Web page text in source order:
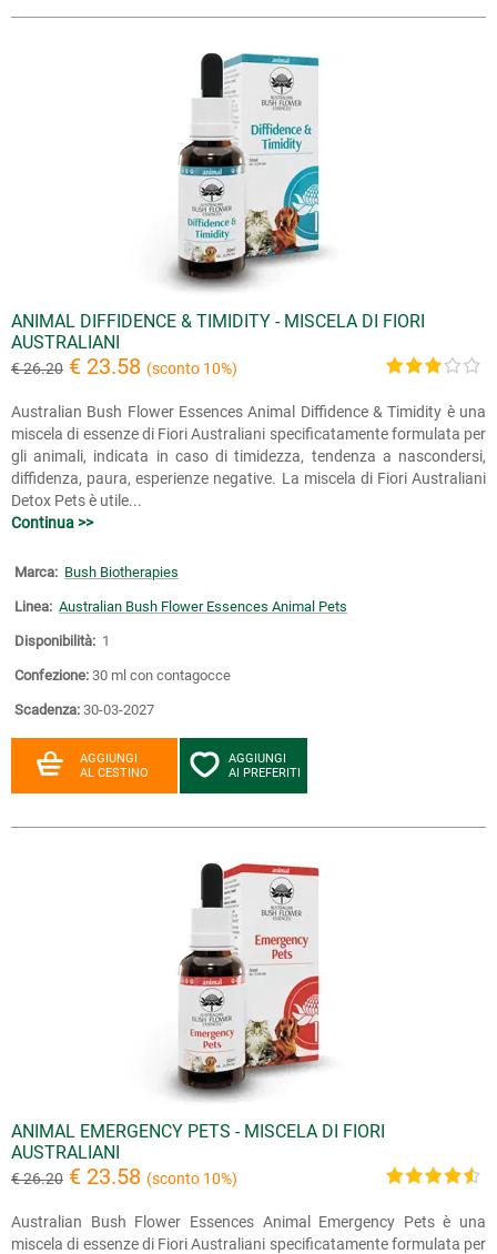
ANIMAL DIFFIDENCE & TIMIDITY - MISCELA DI FIORI
AUSTRALIANI
€ 26.20 € 23.58 (sconto 10%)
Australian Bush Flower Essences Animal Diffidence & Timidity è una
miscela di essenze di Fiori Australiani specificatamente formulata per
gli animali, indicata in caso di timidezza, tendenza a nascondersi,
diffidenza, paura, esperienze negative. La miscela di Fiori Australiani
Detox Pets è utile...
Continua >>
Marca: Bush Biotherapies
Linea: Australian Bush Flower Essences Animal Pets
Disponibilità: 1
Confezione: 30 ml con contagocce
Scadenza: 30-03-2027
AGGIUNGI
AL CESTINO
AGGIUNGI
AI PREFERITI
ANIMAL EMERGENCY PETS - MISCELA DI FIORI
AUSTRALIANI
€ 26.20 € 23.58 (sconto 10%)
Australian Bush Flower Essences Animal Emergency Pets è una
miscela di essenze di Fiori Australiani specificatamente formulata per